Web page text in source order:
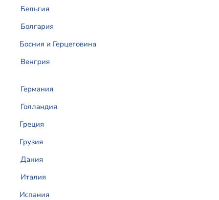
Бельгия
Болгария
Босния и Герцеговина
Венгрия
Германия
Голландия
Греция
Грузия
Дания
Италия
Испания